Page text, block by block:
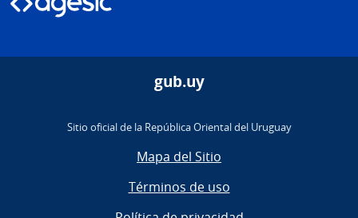
gub.uy
Sitio oficial de la República Oriental del Uruguay
Mapa del Sitio
Términos de uso